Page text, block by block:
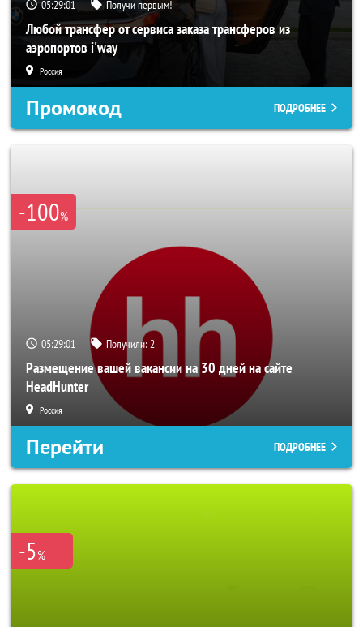
05:28:59 Получи первым!
Любой трансфер от сервиса заказа трансферов из
аэропортов i'way
Россия
Промокод ПОДРОБНЕЕ
-100%
05:28:59 Получили:2
Размещение вашей вакансии на 30 дней на сайте
HeadHunter
Россия
Перейти ПОДРОБНЕЕ
-5%